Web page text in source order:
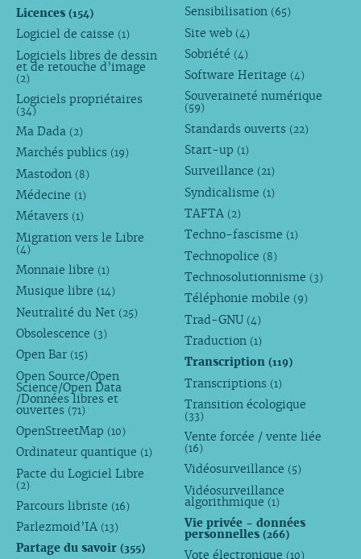
Licences (154)
Logiciel de caisse (1)
Logiciels libres de dessin
et de retouche d’image
(2)
Logiciels propriétaires
(34)
Ma Dada (2)
Marchés publics (19)
Mastodon (8)
Médecine (1)
Métavers (1)
Migration vers le Libre
(4)
Monnaie libre (1)
Musique libre (14)
Neutralité du Net (25)
Obsolescence (3)
Open Bar (15)
Open Source/Open
Science/Open Data
/Données libres et
ouvertes (71)
OpenStreetMap (10)
Ordinateur quantique (1)
Pacte du Logiciel Libre
(2)
Parcours libriste (16)
Parlezmoid’IA (13)
Partage du savoir (355)
Sensibilisation (65)
Site web (4)
Sobriété (4)
Software Heritage (4)
Souveraineté numérique
(59)
Standards ouverts (22)
Start-up (1)
Surveillance (21)
Syndicalisme (1)
TAFTA (2)
Techno-fascisme (1)
Technopolice (8)
Technosolutionnisme (3)
Téléphonie mobile (9)
Trad-GNU (4)
Traduction (1)
Transcription(119)
Transcriptions (1)
Transition écologique
(33)
Vente forcée / vente liée
(16)
Vidéosurveillance (5)
Vidéosurveillance
algorithmique (1)
Vie privée - données
personnelles(266)
Vote électronique (10)